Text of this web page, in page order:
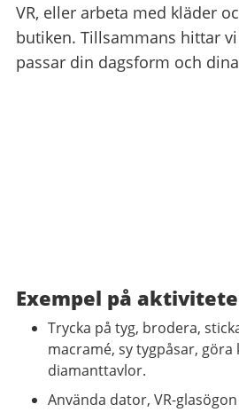
VR, eller arbeta med kläder
butiken. Tillsammans hittar
passar din dagsform och
Exempel på
Trycka på tyg, brodera,
macramé, sy tygpåsar, göra
diamanttavlor.
Använda dator, VR-